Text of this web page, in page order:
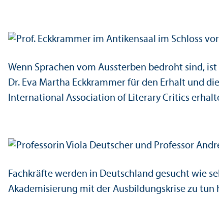
Wenn Sprachen vom Aussterben bedroht sind,
Dr. Eva Martha Eckkrammer für den Erhalt und
International Association of Literary Critics
Fach­kräfte werden in Deutschland gesucht wie
Akademisierung mit der Ausbildungs­krise zu